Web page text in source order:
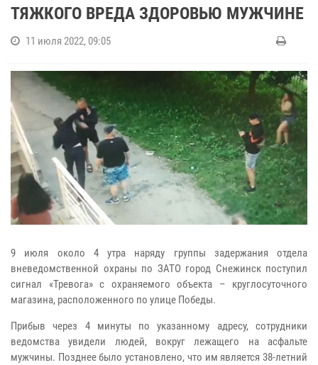
ТЯЖКОГО ВРЕДА ЗДОРОВЬЮ МУЖЧИНЕ
11 июля 2022, 09:05
9 июля около 4 утра наряду группы задержания отдела
вневедомственной охраны по ЗАТО город Снежинск поступил
сигнал «Тревога» с охраняемого объекта – круглосуточного
магазина, расположенного по улице Победы.
Прибыв через 4 минуты по указанному адресу, сотрудники
ведомства увидели людей, вокруг лежащего на асфальте
мужчины. Позднее было установлено, что им является 38-летний